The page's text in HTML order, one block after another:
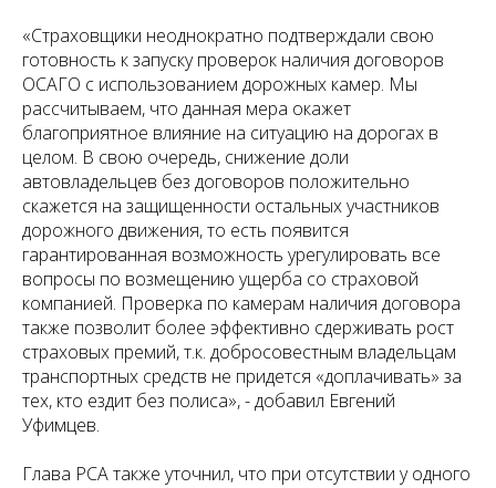
«Страховщики неоднократно подтверждали свою
готовность к запуску проверок наличия договоров
ОСАГО с использованием дорожных камер. Мы
рассчитываем, что данная мера окажет
благоприятное влияние на ситуацию на дорогах в
целом. В свою очередь, снижение доли
автовладельцев без договоров положительно
скажется на защищенности остальных участников
дорожного движения, то есть появится
гарантированная возможность урегулировать все
вопросы по возмещению ущерба со страховой
компанией. Проверка по камерам наличия договора
также позволит более эффективно сдерживать рост
страховых премий, т.к. добросовестным владельцам
транспортных средств не придется «доплачивать» за
тех, кто ездит без полиса», - добавил Евгений
Уфимцев.
Глава РСА также уточнил, что при отсутствии у одного